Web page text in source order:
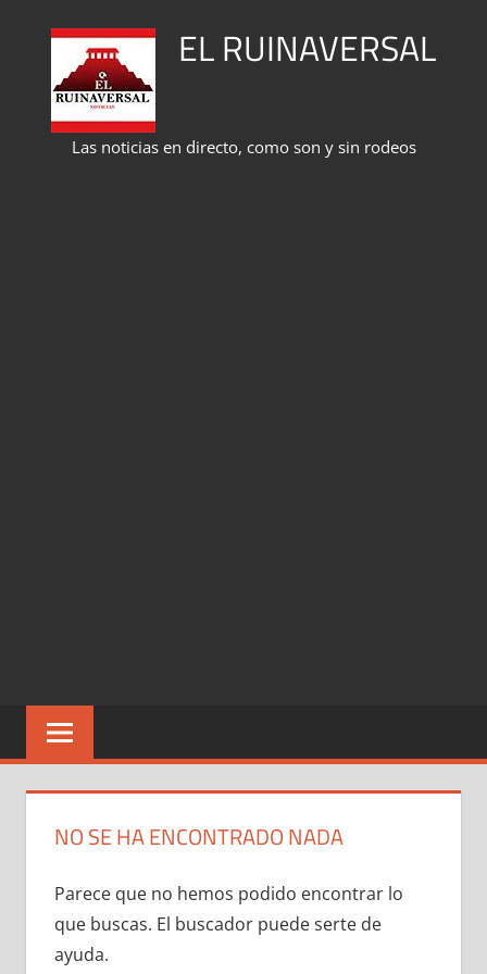
contenido
EL RUINAVERSAL
Las noticias en directo, como son y sin rodeos
NO SE HA ENCONTRADO NADA
Parece que no hemos podido encontrar lo
que buscas. El buscador puede serte de
ayuda.